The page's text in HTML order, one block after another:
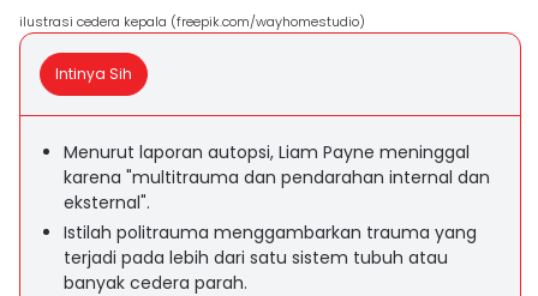
ilustrasi cedera kepala (freepik.com/wayhomestudio)
Intinya Sih
Menurut laporan autopsi, Liam Payne meninggal
karena "multitrauma dan pendarahan internal dan
eksternal".
Istilah politrauma menggambarkan trauma yang
terjadi pada lebih dari satu sistem tubuh atau
banyak cedera parah.